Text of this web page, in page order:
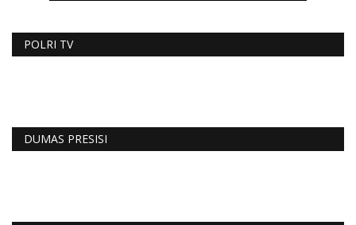
POLRI TV
DUMAS PRESISI